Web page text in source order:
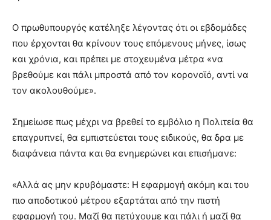
Ο πρωθυπουργός κατέληξε λέγοντας ότι οι εβδομάδες
που έρχονται θα κρίνουν τους επόμενους μήνες, ίσως
και χρόνια, και πρέπει με στοχευμένα μέτρα «να
βρεθούμε και πάλι μπροστά από τον κορονοϊό, αντί να
τον ακολουθούμε».
Σημείωσε πως μέχρι να βρεθεί το εμβόλιο η Πολιτεία θα
επαγρυπνεί, θα εμπιστεύεται τους ειδικούς, θα δρα με
διαφάνεια πάντα και θα ενημερώνει και επισήμανε:
«Αλλά ας μην κρυβόμαστε: Η εφαρμογή ακόμη και του
πιο αποδοτικού μέτρου εξαρτάται από την πιστή
εφαρμογή του. Μαζί θα πετύχουμε και πάλι ή μαζί θα